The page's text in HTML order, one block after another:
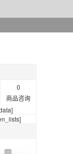
0
商品咨询